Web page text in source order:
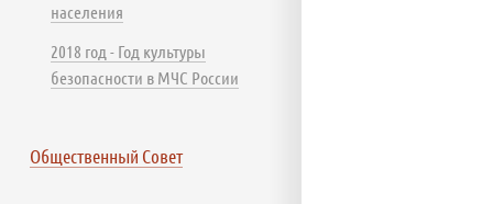
населения
2018 год - Год культуры
безопасности в МЧС России
Общественный Совет